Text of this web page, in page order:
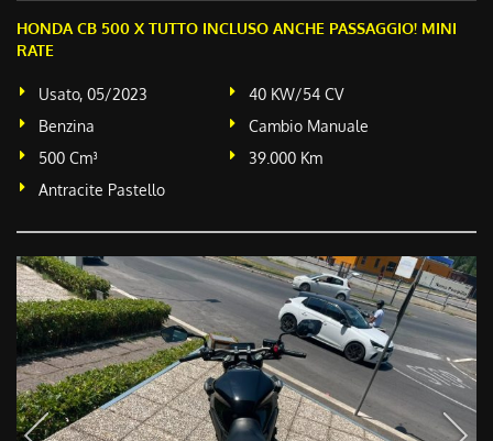
HONDA CB 500 X TUTTO INCLUSO ANCHE PASSAGGIO! MINI
RATE
Usato, 05/2023
40 KW/54 CV
Benzina
Cambio Manuale
500 Cm³
39.000 Km
Antracite Pastello